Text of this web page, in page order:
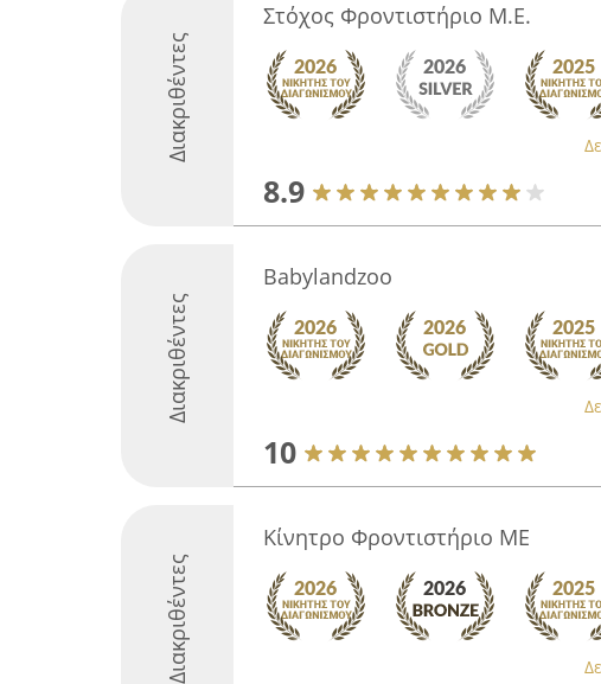
Διακριθέντες
Στόχος Φροντιστήριο Μ.Ε.
8.9
Διακριθέντες
Babylandzoo
10
Διακριθέντες
Κίνητρο Φροντιστήριο ΜΕ